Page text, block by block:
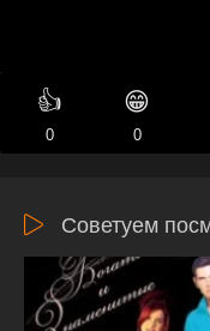
👍
0
😁
0
Советуем